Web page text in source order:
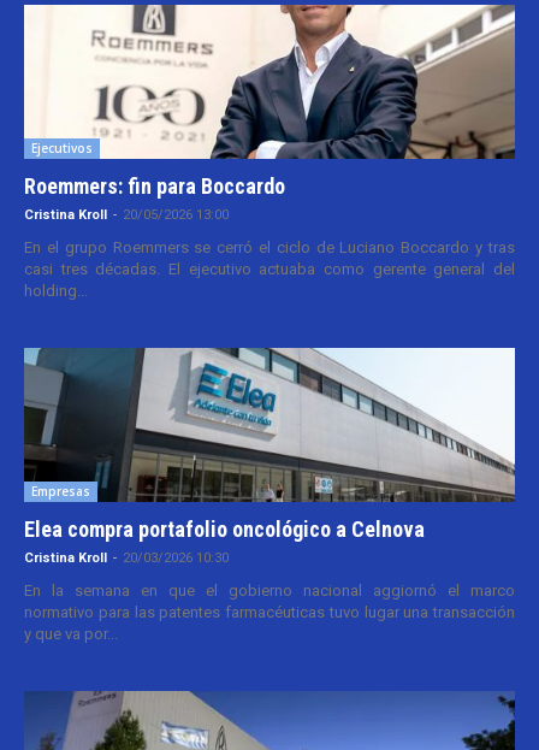
Ejecutivos
Roemmers: fin para Boccardo
Cristina Kroll - 20/05/2026 13:00
En el grupo Roemmers se cerró el ciclo de Luciano Boccardo y tras
casi tres décadas. El ejecutivo actuaba como gerente general del
holding...
Empresas
Elea compra portafolio oncológico a Celnova
Cristina Kroll - 20/03/2026 10:30
En la semana en que el gobierno nacional aggiornó el marco
normativo para las patentes farmacéuticas tuvo lugar una transacción
y que va por...